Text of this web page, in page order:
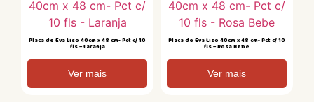
Placa de Eva Liso 40cm x 48 cm- Pct c/ 10
fls – Laranja
Ver mais
Placa de Eva Liso 40cm x 48 cm- Pct c/ 10
fls – Rosa Bebe
Ver mais